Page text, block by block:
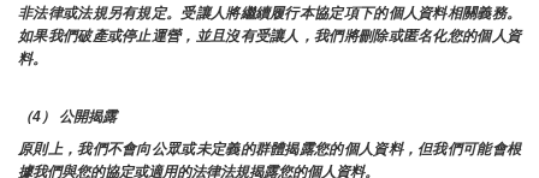
非法律或法規另有規定。受讓人將繼續履行本協定項下的個人資料相關義務。
如果我們破產或停止運營，並且沒有受讓人，我們將刪除或匿名化您的個人資
料。
（4） 公開揭露
原則上，我們不會向公眾或未定義的群體揭露您的個人資料，但我們可能會根
據我們與您的協定或適用的法律法規揭露您的個人資料。